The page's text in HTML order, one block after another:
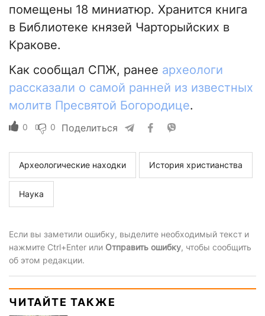
помещены 18 миниатюр. Хранится книга
в Библиотеке князей Чарторыйских в
Кракове.
Как сообщал СПЖ, ранее археологи
рассказали о самой ранней из известных
молитв Пресвятой Богородице.
0 0 Поделиться
Археологические находки История христианства
Наука
Если вы заметили ошибку, выделите необходимый текст и
нажмите Ctrl+Enter или Отправить ошибку, чтобы сообщить
об этом редакции.
ЧИТАЙТЕ ТАКЖЕ